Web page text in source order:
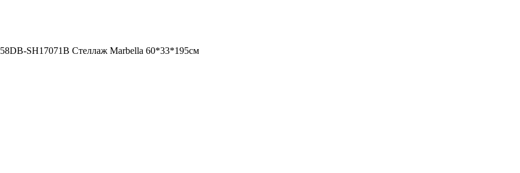
58DB-SH17071B Стеллаж Marbella 60*33*195см